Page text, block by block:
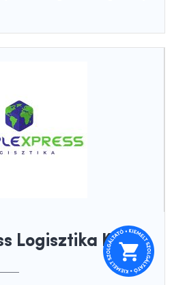
Logisztika Kft.